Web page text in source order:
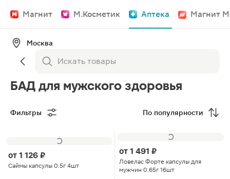
Магнит М.Косметик Аптека Магнит
Москва
БАД для мужского здоровья
Фильтры По популярности
от 1 126 ₽
Саймы капсулы 0.5г 4шт
от 1 491 ₽
Ловелас Форте капсулы для
мужчин 0.65г 16шт